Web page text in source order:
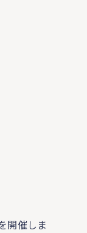
開催しま